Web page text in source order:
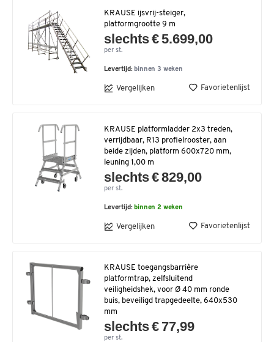
KRAUSE ijsvrij-steiger,
platformgrootte 9 m
slechts € 5.699,00
per st.
Levertijd: binnen 3 weken
Vergelijken Favorietenlijst
KRAUSE platformladder 2x3 treden,
verrijdbaar, R13 profielrooster, aan
beide zijden, platform 600x720 mm,
leuning 1,00 m
slechts € 829,00
per st.
Levertijd: binnen 2 weken
Vergelijken Favorietenlijst
KRAUSE toegangsbarrière
platformtrap, zelfsluitend
veiligheidshek, voor Ø 40 mm ronde
buis, beveiligd trapgedeelte, 640x530
mm
slechts € 77,99
per st.